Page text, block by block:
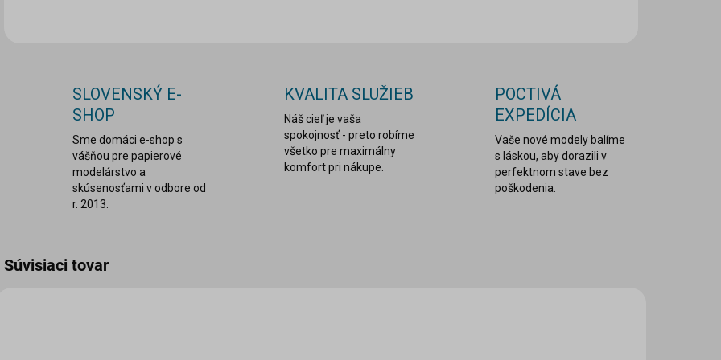
SLOVENSKÝ E-
SHOP
Sme domáci e-shop s
vášňou pre papierové
modelárstvo a
skúsenosťami v odbore od
r. 2013.
KVALITA SLUŽIEB
Náš cieľ je vaša
spokojnosť - preto robíme
všetko pre maximálny
komfort pri nákupe.
POCTIVÁ
EXPEDÍCIA
Vaše nové modely balíme
s láskou, aby dorazili v
perfektnom stave bez
poškodenia.
Súvisiaci tovar